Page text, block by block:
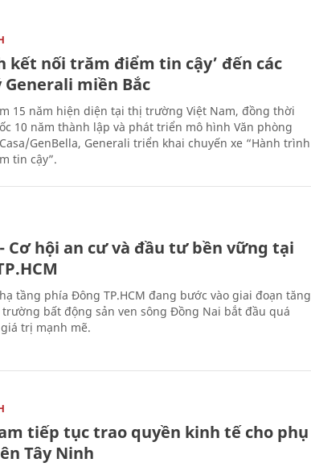
kết nối trăm điểm tin cậy’ đến các
miền Bắc
15 năm hiện diện tại thị trường Việt Nam, đồng thời
10 năm thành lập và phát triển mô hình Văn phòng
GenBella, Generali triển khai chuyến xe “Hành trình
tin cậy”.
Cơ hội an cư và đầu tư bền vững tại
tầng phía Đông TP.HCM đang bước vào giai đoạn tăng
bất động sản ven sông Đồng Nai bắt đầu quá
trị mạnh mẽ.
tiếp tục trao quyền kinh tế cho phụ
Tây Ninh